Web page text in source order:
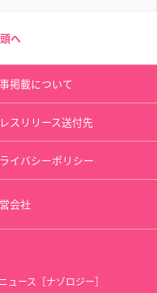
へ
掲載について
スリリース送付先
イバシーポリシー
会社
ュース［ナゾロジー］